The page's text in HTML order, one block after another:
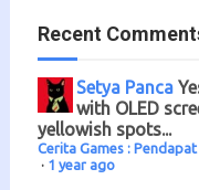
Recent
Setya Panca
with OLED
yellowish spots...
Cerita Games :
· 1 year ago